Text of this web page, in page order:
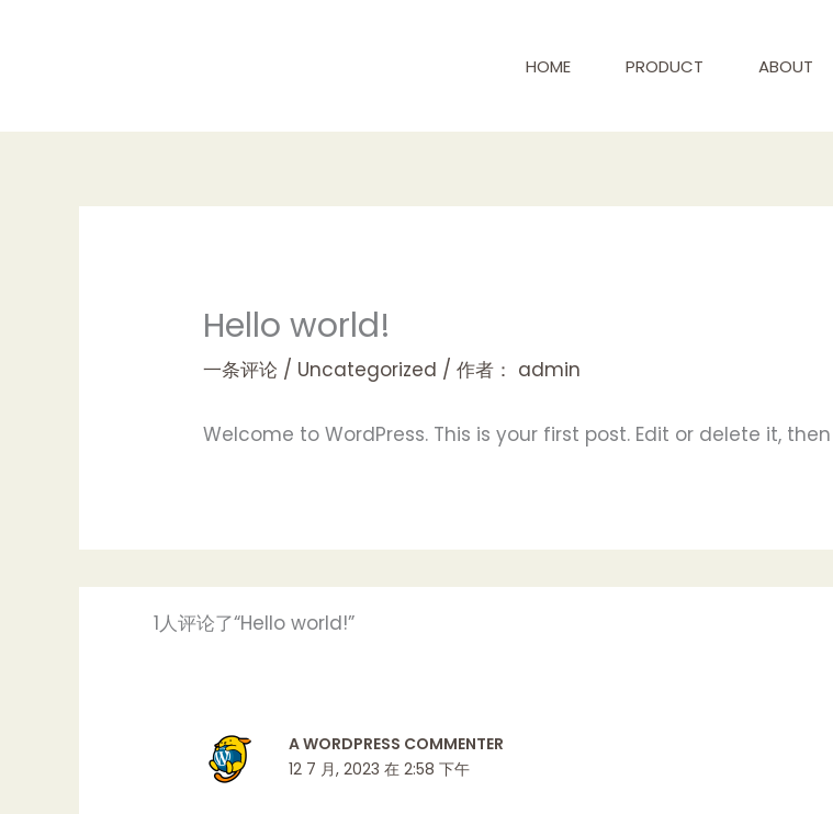
HOME PRODUCT ABOUT
Hello world!
一条评论 / Uncategorized / 作者： admin
Welcome to WordPress. This is your first post. Edit or delete it,
1人评论了“Hello world!”
A WORDPRESS COMMENTER
12 7 月, 2023 在 2:58 下午